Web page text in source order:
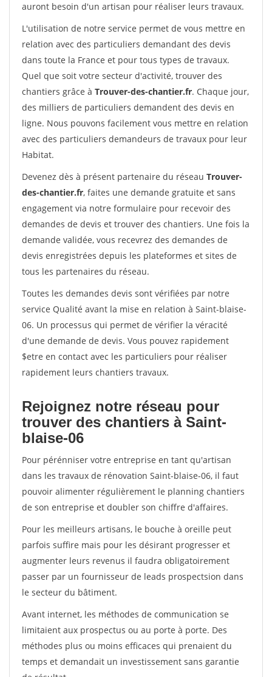
auront besoin d'un artisan pour réaliser leurs travaux.
L'utilisation de notre service permet de vous mettre en
relation avec des particuliers demandant des devis
dans toute la France et pour tous types de travaux.
Quel que soit votre secteur d'activité, trouver des
chantiers grâce à Trouver-des-chantier.fr. Chaque jour,
des milliers de particuliers demandent des devis en
ligne. Nous pouvons facilement vous mettre en relation
avec des particuliers demandeurs de travaux pour leur
Habitat.
Devenez dès à présent partenaire du réseau Trouver-
des-chantier.fr, faites une demande gratuite et sans
engagement via notre formulaire pour recevoir des
demandes de devis et trouver des chantiers. Une fois la
demande validée, vous recevrez des demandes de
devis enregistrées depuis les plateformes et sites de
tous les partenaires du réseau.
Toutes les demandes devis sont vérifiées par notre
service Qualité avant la mise en relation à Saint-blaise-
06. Un processus qui permet de vérifier la véracité
d'une demande de devis. Vous pouvez rapidement
$etre en contact avec les particuliers pour réaliser
rapidement leurs chantiers travaux.
Rejoignez notre réseau pour
trouver des chantiers à Saint-
blaise-06
Pour pérénniser votre entreprise en tant qu'artisan
dans les travaux de rénovation Saint-blaise-06, il faut
pouvoir alimenter régulièrement le planning chantiers
de son entreprise et doubler son chiffre d'affaires.
Pour les meilleurs artisans, le bouche à oreille peut
parfois suffire mais pour les désirant progresser et
augmenter leurs revenus il faudra obligatoirement
passer par un fournisseur de leads prospectsion dans
le secteur du bâtiment.
Avant internet, les méthodes de communication se
limitaient aux prospectus ou au porte à porte. Des
méthodes plus ou moins efficaces qui prenaient du
temps et demandait un investissement sans garantie